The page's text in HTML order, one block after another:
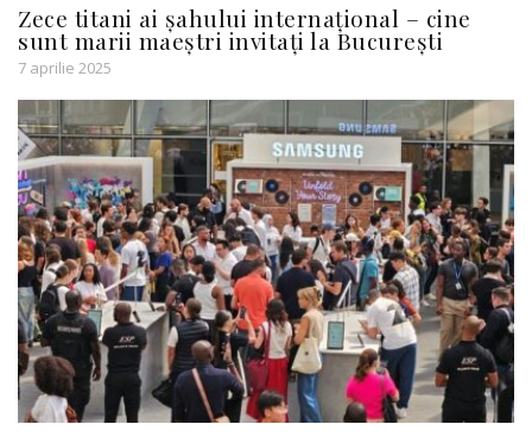
Zece titani ai șahului internațional – cine
sunt marii maeștri invitați la București
7 aprilie 2025